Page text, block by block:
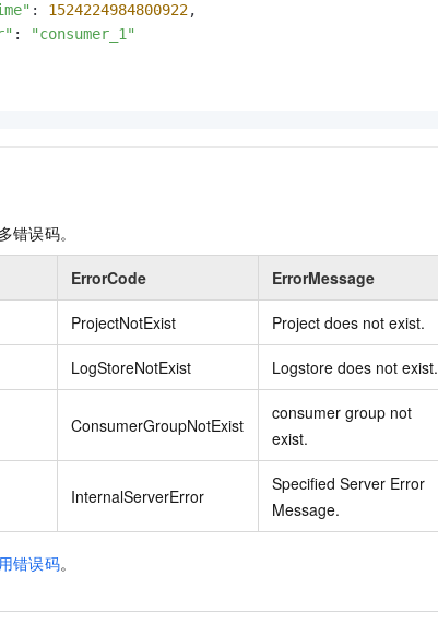
: 1524224984800922,
:
"consumer_1"
错误码。
ErrorCode ErrorMessage
ProjectNotExist Project does not exist.
LogStoreNotExist Logstore does not exist.
ConsumerGroupNotExist
consumer group not
exist.
InternalServerError
Specified Server Error
Message.
错误码。